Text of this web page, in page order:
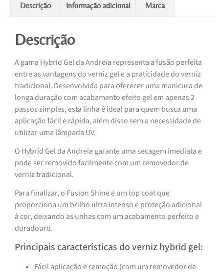
Descrição Informação adicional Marca
Descrição
A gama Hybrid Gel da Andreia representa a fusão perfeita
entre as vantagens do verniz gel e a praticidade do verniz
tradicional. Desenvolvida para oferecer uma manicura de
longa duração com acabamento efeito gel em apenas 2
passos simples, esta linha é ideal para quem busca uma
aplicação fácil e rápida, além disso sem a necessidade de
utilizar uma lâmpada UV.
O Hybrid Gel da Andreia garante uma secagem imediata e
pode ser removido facilmente com um removedor de
verniz tradicional.
Para finalizar, o Fusion Shine é um top coat que
proporciona um brilho ultra intenso e proteção adicional
à cor, deixando as unhas com um acabamento perfeito e
duradouro.
Principais características do verniz hybrid gel:
Fácil aplicação e remoção (com um removedor de